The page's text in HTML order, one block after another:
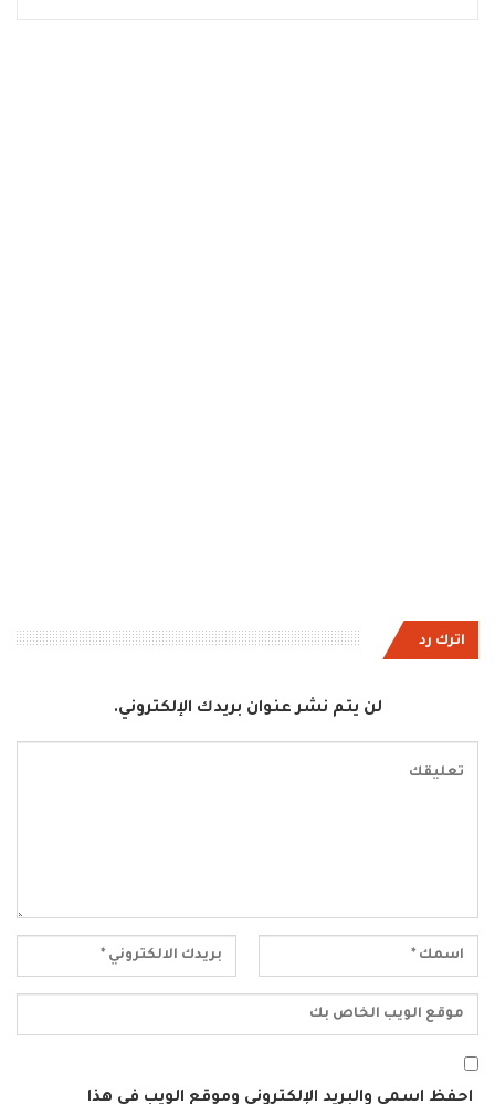
اترك رد
لن يتم نشر عنوان بريدك الإلكتروني.
احفظ اسمي والبريد الإلكتروني وموقع الويب في هذا